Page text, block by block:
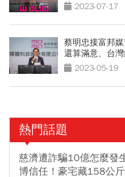
2023-07-17
蔡明忠接富邦
還算滿意、台
2023-05-19
熱門話題
慈濟遭詐騙10億怎麼發
博信任！豪宅藏158公